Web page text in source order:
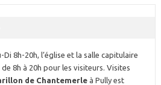
Di 8h-20h, l’église et la salle capitulaire
8h à 20h pour les visiteurs. Visites
de Chantemerleà Pully est